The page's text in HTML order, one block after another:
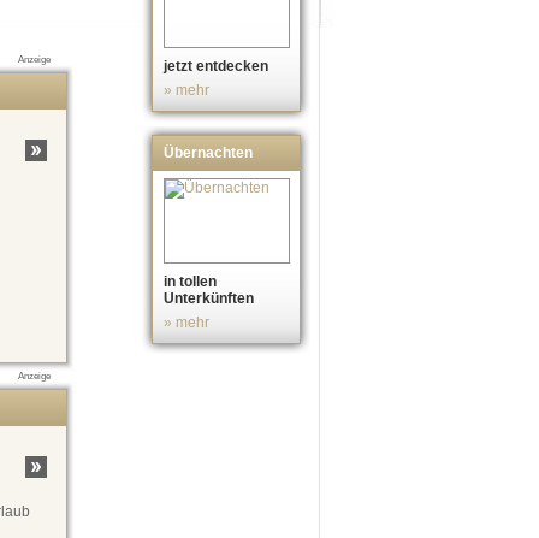
Anzeige
Anzeige
jetzt entdecken
» mehr
Übernachten
in tollen
Unterkünften
» mehr